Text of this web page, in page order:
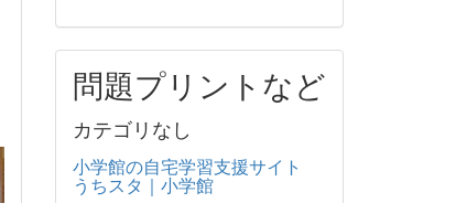
問題プリントなど
カテゴリなし
小学館の自宅学習支援サイト
うちスタ｜小学館